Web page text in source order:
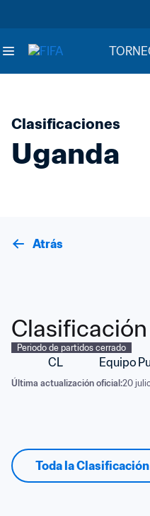
Clasificaciones
Uganda
Atrás
Periodo de partidos cerrado
CL Equipo
Última actualización oficial:20
Toda la